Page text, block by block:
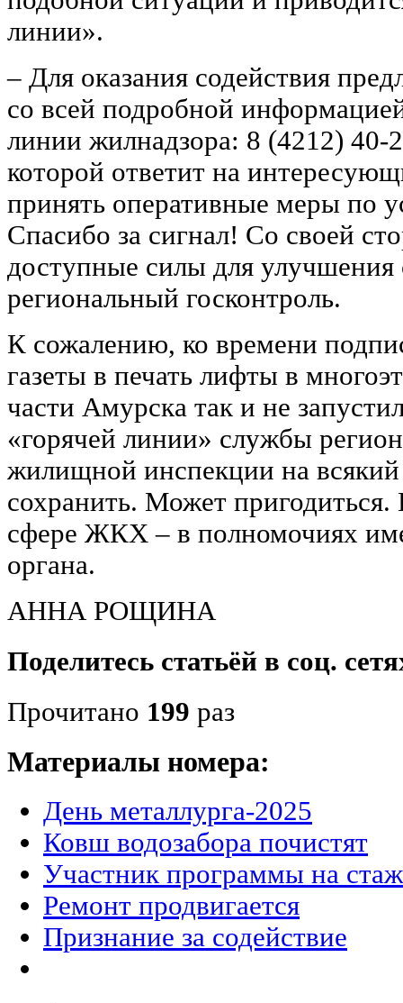
линии».
‒ Для оказания содействия
со всей подробной
линии жилнадзора: 8 (4212) 40-
которой ответит на
принять оперативные меры по
Спасибо за сигнал! Со своей
доступные силы для
региональный госконтроль.
К сожалению, ко времени
газеты в печать лифты в
части Амурска так и не
«горячей линии» службы
жилищной инспекции на всякий
сохранить. Может
сфере ЖКХ – в полномочиях
органа.
АННА РОЩИНА
Поделитесь статьёй в соц.
Прочитано 199 раз
Материалы номера:
День металлурга-2025
Ковш водозабора почистят
Участник программы на
Ремонт продвигается
Признание за содействие